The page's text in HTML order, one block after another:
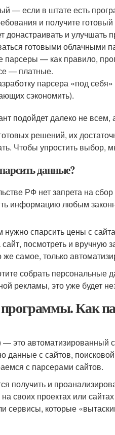
— если в штате есть
и получите
донастраивать и улучшать
готовыми облачными
парсеры — как правило,
— платные.
парсера «под
сэкономить).
подойдет далеко не всем,
решений, их
Чтобы упростить выбор,
данные?
РФ нет запрета на
информацию любым
нужно спарсить цены с
посмотреть и вручную
же самое, только
собрать персональные
рекламы, это уже будет
Как
— это автоматизированный
данные с сайтов,
с парсерами сайтов.
получить и
своих проектах или
сервисы, которые